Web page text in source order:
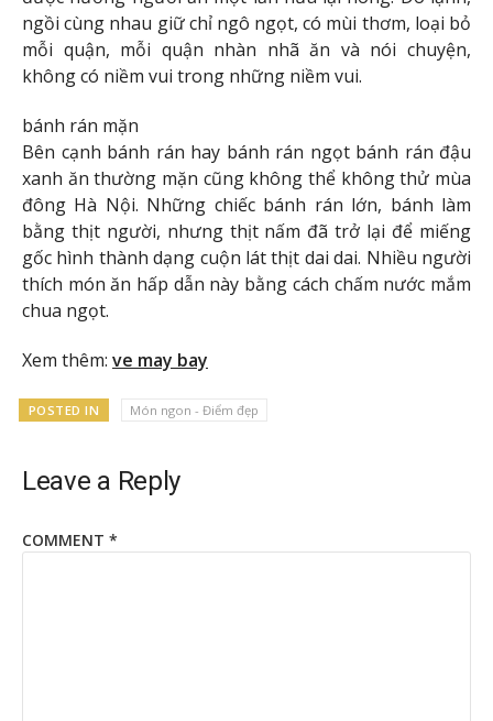
ngồi cùng nhau giữ chỉ ngô ngọt, có mùi thơm, loại bỏ
mỗi quận, mỗi quận nhàn nhã ăn và nói chuyện,
không có niềm vui trong những niềm vui.
bánh rán mặn
Bên cạnh bánh rán hay bánh rán ngọt bánh rán đậu
xanh ăn thường mặn cũng không thể không thử mùa
đông Hà Nội. Những chiếc bánh rán lớn, bánh làm
bằng thịt người, nhưng thịt nấm đã trở lại để miếng
gốc hình thành dạng cuộn lát thịt dai dai. Nhiều người
thích món ăn hấp dẫn này bằng cách chấm nước mắm
chua ngọt.
Xem thêm: ve may bay
POSTED IN Món ngon - Điểm đẹp
Leave a Reply
COMMENT *